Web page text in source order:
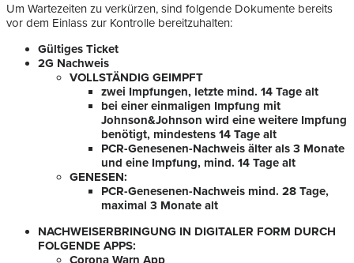
Um Wartezeiten zu verkürzen, sind folgende Dokumente bereits
vor dem Einlass zur Kontrolle bereitzuhalten:
Gültiges Ticket
2G Nachweis
VOLLSTÄNDIG GEIMPFT
zwei Impfungen, letzte mind. 14 Tage alt
bei einer einmaligen Impfung mit
Johnson&Johnson wird eine weitere Impfung
benötigt, mindestens 14 Tage alt
PCR-Genesenen-Nachweis älter als 3 Monate
und eine Impfung, mind. 14 Tage alt
GENESEN:
PCR-Genesenen-Nachweis mind. 28 Tage,
maximal 3 Monate alt
NACHWEISERBRINGUNG IN DIGITALER FORM DURCH
FOLGENDE APPS:
Corona Warn App